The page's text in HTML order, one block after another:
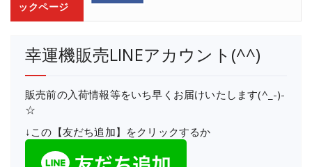
ックページ
幸運機販売LINEアカウント(^^)
販売前の入荷情報等をいち早くお届けいたします(^_-)-
☆
↓この【友だち追加】をクリックするか